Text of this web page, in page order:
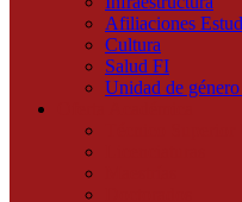
Afiliaciones
Cultura
Salud FI
Unidad de